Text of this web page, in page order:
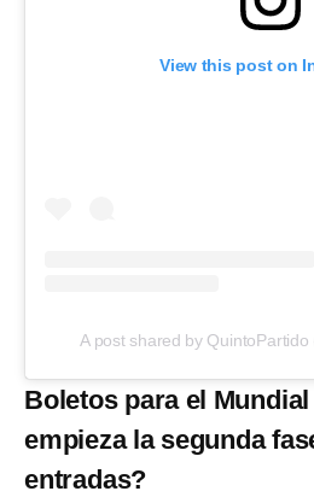
View this post on
A post shared by
Boletos para el
empieza la segunda
entradas?